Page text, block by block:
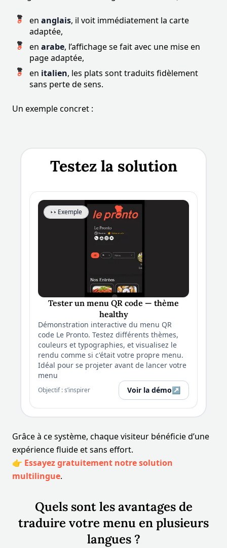
en anglais, il voit immédiatement la carte
adaptée,
en arabe, l’affichage se fait avec une mise en
page adaptée,
en italien, les plats sont traduits fidèlement
sans perte de sens.
Un exemple concret :
Testez la solution
👀Exemple
Tester un menu QR code — thème
healthy
Démonstration interactive du menu QR
code Le Pronto. Testez différents thèmes,
couleurs et typographies, et visualisez le
rendu comme si c'était votre propre menu.
Idéal pour se projeter avant de lancer votre
menu
Objectif : s’inspirer Voir la démo↗
Grâce à ce système, chaque visiteur bénéficie d’une
expérience fluide et sans effort.
👉 Essayez gratuitement notre solution
multilingue.
Quels sont les avantages de
traduire votre menu en plusieurs
langues ?